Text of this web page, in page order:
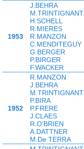
1953
J.BEHRA
M.TRINTIGNANT
H.SCHELL
R.MIERES
R.MANZON
C.MENDITEGUY
G.BERGER
P.BIRGER
F.WACKER
1952
R.MANZON
J.BEHRA
M.TRINTIGNANT
P.BIRA
P.FRERE
J.CLAES
R.O'BRIEN
A.DATTNER
M.De TERRA